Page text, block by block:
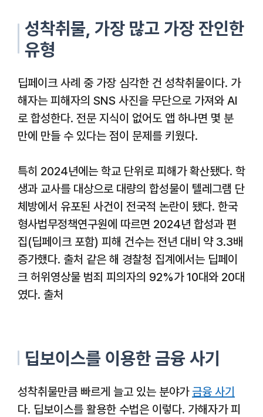
성착취물, 가장 많고 가장 잔인한
유형
딥페이크 사례 중 가장 심각한 건 성착취물이다. 가
해자는 피해자의 SNS 사진을 무단으로 가져와 AI
로 합성한다. 전문 지식이 없어도 앱 하나면 몇 분
만에 만들 수 있다는 점이 문제를 키웠다.
특히 2024년에는 학교 단위로 피해가 확산됐다. 학
생과 교사를 대상으로 대량의 합성물이 텔레그램 단
체방에서 유포된 사건이 전국적 논란이 됐다. 한국
형사법무정책연구원에 따르면 2024년 합성과 편
집(딥페이크 포함) 피해 건수는 전년 대비 약 3.3배
증가했다. 출처 같은 해 경찰청 집계에서는 딥페이
크 허위영상물 범죄 피의자의 92%가 10대와 20대
였다. 출처
딥보이스를 이용한 금융 사기
성착취물만큼 빠르게 늘고 있는 분야가 금융 사기
다. 딥보이스를 활용한 수법은 이렇다. 가해자가 피